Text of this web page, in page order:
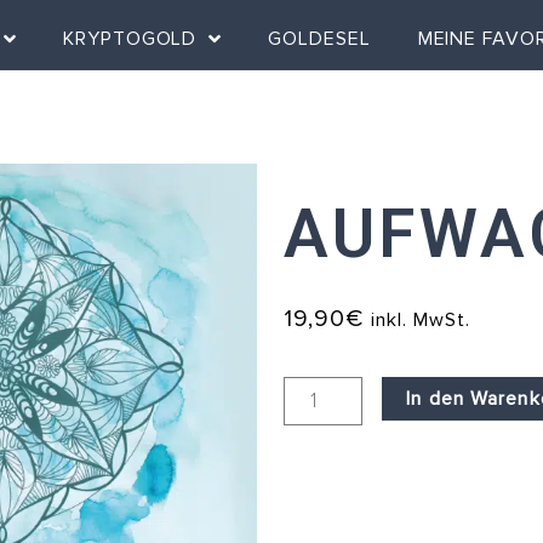
KRYPTOGOLD GOLDESEL MEINE
19,90€ inkl. MwSt.
Aufwachmusik
Menge
In den